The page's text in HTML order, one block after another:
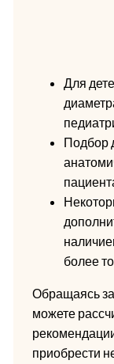
Для
Подбор
более
Обращаясь
можете
приобрести